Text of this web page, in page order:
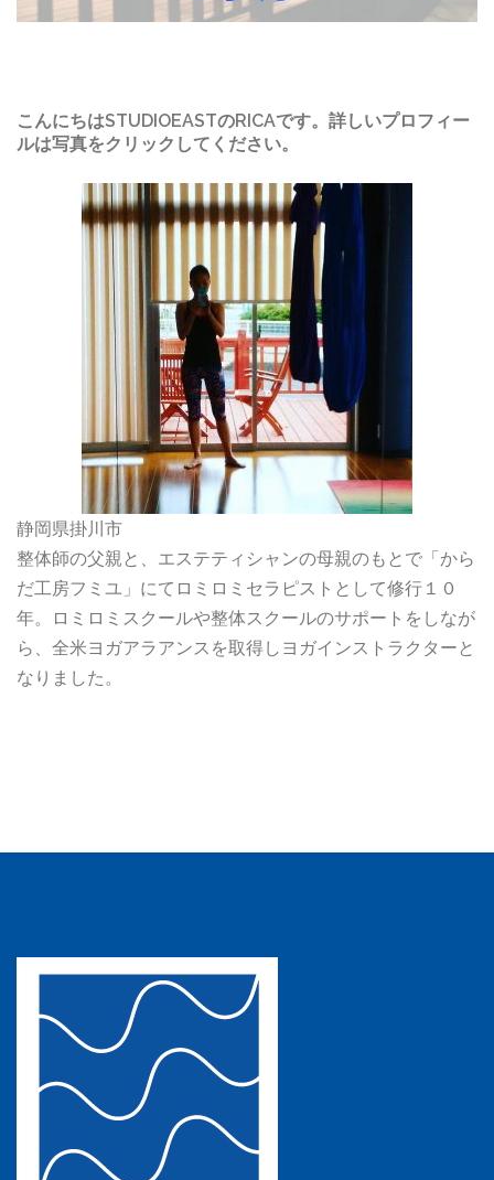
こんにちはSTUDIOEASTのRICAです。詳しいプロフィー
ルは写真をクリックしてください。
静岡県掛川市
整体師の父親と、エステティシャンの母親のもとで「から
だ工房フミユ」にてロミロミセラピストとして修行１０
年。ロミロミスクールや整体スクールのサポートをしなが
ら、全米ヨガアラアンスを取得しヨガインストラクターと
なりました。